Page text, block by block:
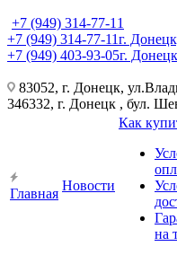
+7 (949) 314-77-11
+7 (949) 314-77-11г.
+7 (949) 403-93-05г.
83052, г. Донецк,
346332, г. Донецк , бул.
Главная
Новости
Как
на